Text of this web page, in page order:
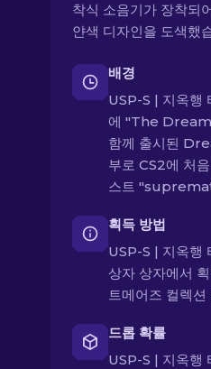
착식 소음기가 장착되
얀색 디자인을 도색했
배경
USP-S | 지옥행
에 "The
함께 출시된
부로 CS2에 처
스트
획득 방법
USP-S | 지옥
상자 상자에서
트메어즈 컬렉션
드롭 확률
USP-S | 지옥행